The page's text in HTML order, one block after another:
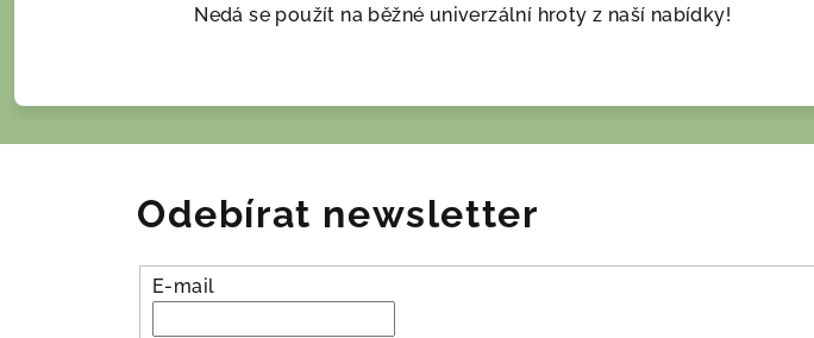
Nedá se použít na běžné univerzální hroty z naší nabídky!
Odebírat newsletter
E-mail